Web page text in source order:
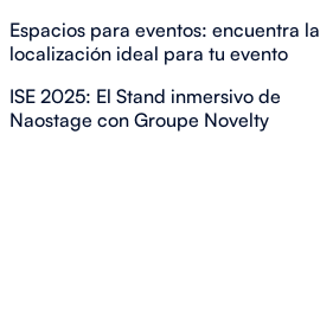
Espacios para eventos: encuentra la
localización ideal para tu evento
ISE 2025: El Stand inmersivo de
Naostage con Groupe Novelty